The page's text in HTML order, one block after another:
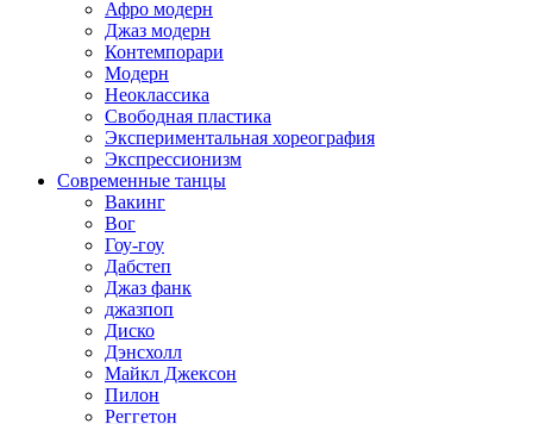
Афро модерн
Джаз модерн
Контемпорари
Модерн
Неоклассика
Свободная пластика
Экспериментальная хореография
Экспрессионизм
Современные танцы
Вакинг
Вог
Гоу-гоу
Дабстеп
Джаз фанк
джазпоп
Диско
Дэнсхолл
Майкл Джексон
Пилон
Реггетон